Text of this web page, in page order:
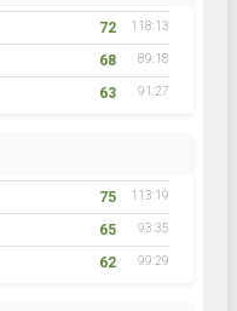
72 118:13
68 89:18
63 91:27
75 113:19
65 93:35
62 99:29